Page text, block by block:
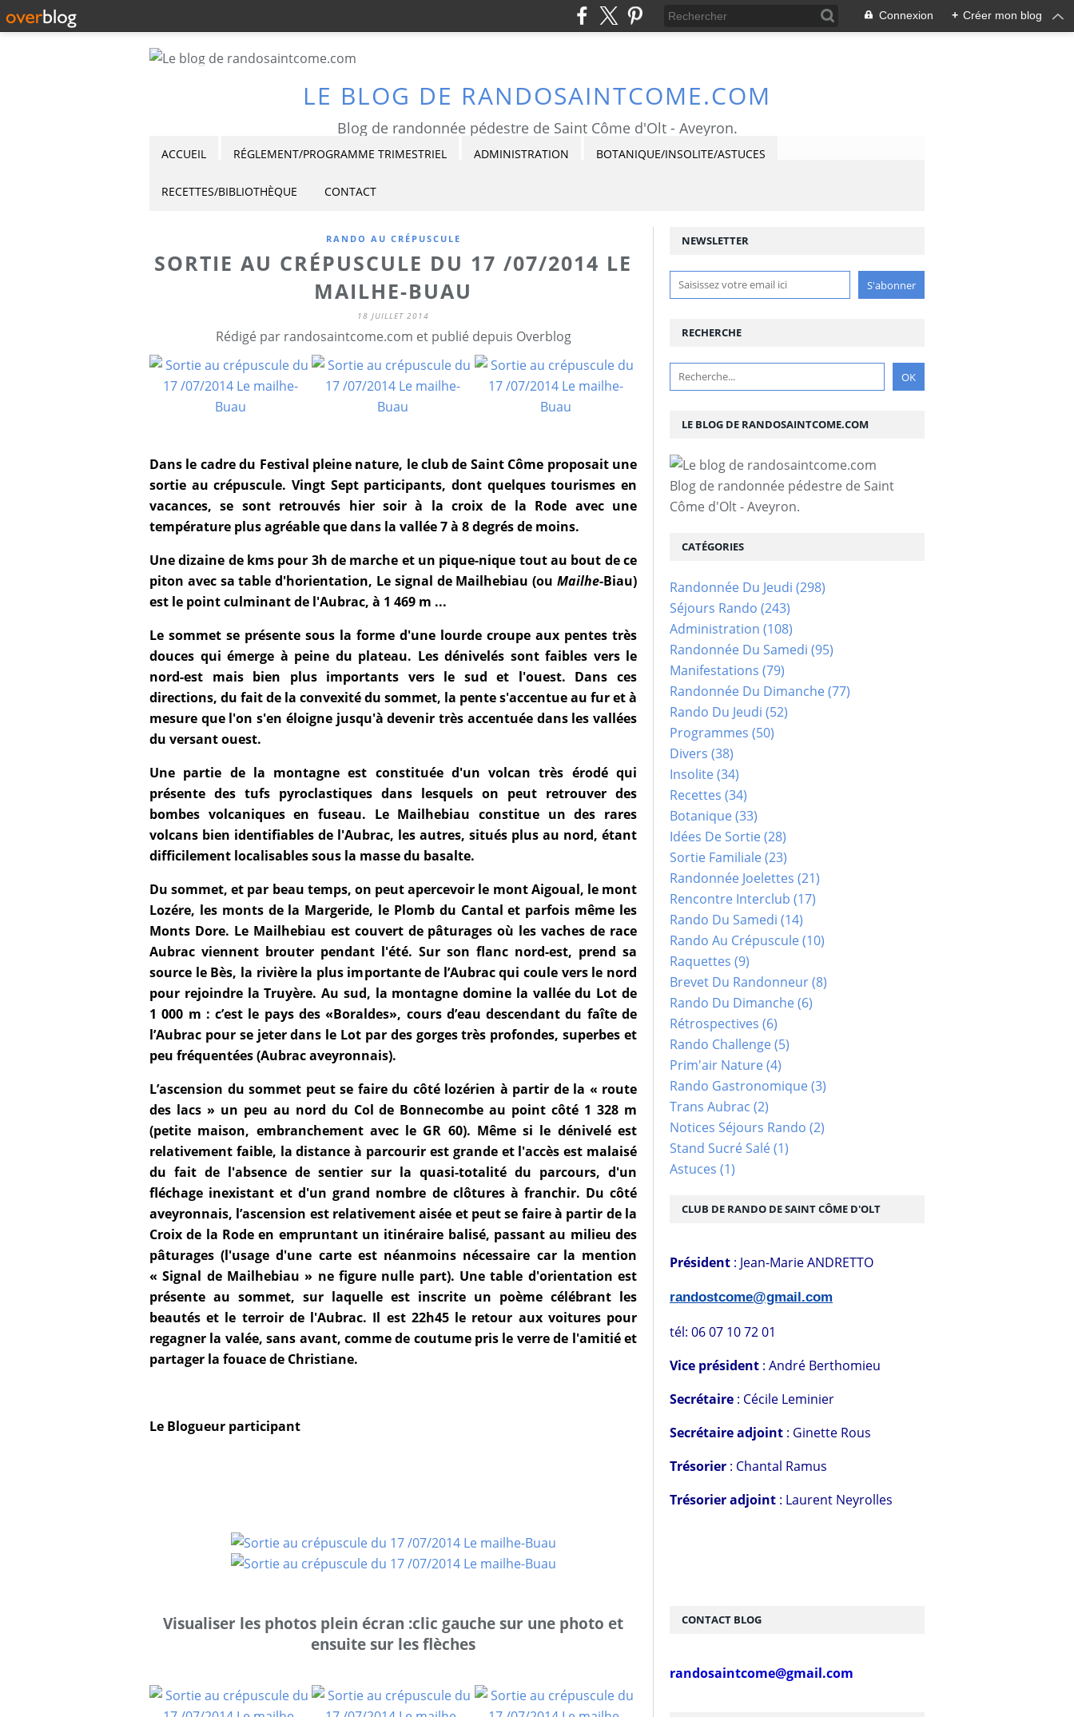
Connexion + Créer mon blog
LE BLOG DE RANDOSAINTCOME.COM
Blog de randonnée pédestre de Saint Côme d'Olt - Aveyron.
ACCUEIL RÉGLEMENT/PROGRAMME TRIMESTRIEL ADMINISTRATION BOTANIQUE/INSOLITE/ASTUCES
RECETTES/BIBLIOTHÈQUE CONTACT
RANDO AU CRÉPUSCULE
SORTIE AU CRÉPUSCULE DU 17 /07/2014 LE
MAILHE-BUAU
18 JUILLET 2014
Rédigé par randosaintcome.com et publié depuis Overblog
Dans le cadre du Festival pleine nature, le club de Saint Côme proposait une
sortie au crépuscule. Vingt Sept participants, dont quelques tourismes en
vacances, se sont retrouvés hier soir à la croix de la Rode avec une
température plus agréable que dans la vallée 7 à 8 degrés de moins.
Une dizaine de kms pour 3h de marche et un pique-nique tout au bout de ce
piton avec sa table d'horientation, Le signal de Mailhebiau (ou Mailhe-Biau)
est le point culminant de l'Aubrac, à 1 469 m ...
Le sommet se présente sous la forme d'une lourde croupe aux pentes très
douces qui émerge à peine du plateau. Les dénivelés sont faibles vers le
nord-est mais bien plus importants vers le sud et l'ouest. Dans ces
directions, du fait de la convexité du sommet, la pente s'accentue au fur et à
mesure que l'on s'en éloigne jusqu'à devenir très accentuée dans les vallées
du versant ouest.
Une partie de la montagne est constituée d'un volcan très érodé qui
présente des tufs pyroclastiques dans lesquels on peut retrouver des
bombes volcaniques en fuseau. Le Mailhebiau constitue un des rares
volcans bien identifiables de l'Aubrac, les autres, situés plus au nord, étant
difficilement localisables sous la masse du basalte.
Du sommet, et par beau temps, on peut apercevoir le mont Aigoual, le mont
Lozére, les monts de la Margeride, le Plomb du Cantal et parfois même les
Monts Dore. Le Mailhebiau est couvert de pâturages où les vaches de race
Aubrac viennent brouter pendant l'été. Sur son flanc nord-est, prend sa
source le Bès, la rivière la plus importante de l’Aubrac qui coule vers le nord
pour rejoindre la Truyère. Au sud, la montagne domine la vallée du Lot de
1 000 m : c’est le pays des «Boraldes», cours d’eau descendant du faîte de
l’Aubrac pour se jeter dans le Lot par des gorges très profondes, superbes et
peu fréquentées (Aubrac aveyronnais).
L’ascension du sommet peut se faire du côté lozérien à partir de la « route
des lacs » un peu au nord du Col de Bonnecombe au point côté 1 328 m
(petite maison, embranchement avec le GR 60). Même si le dénivelé est
relativement faible, la distance à parcourir est grande et l'accès est malaisé
du fait de l'absence de sentier sur la quasi-totalité du parcours, d'un
fléchage inexistant et d'un grand nombre de clôtures à franchir. Du côté
aveyronnais, l’ascension est relativement aisée et peut se faire à partir de la
Croix de la Rode en empruntant un itinéraire balisé, passant au milieu des
pâturages (l'usage d'une carte est néanmoins nécessaire car la mention
« Signal de Mailhebiau » ne figure nulle part). Une table d'orientation est
présente au sommet, sur laquelle est inscrite un poème célébrant les
beautés et le terroir de l'Aubrac. Il est 22h45 le retour aux voitures pour
regagner la valée, sans avant, comme de coutume pris le verre de l'amitié et
partager la fouace de Christiane.
Le Blogueur participant
Visualiser les photos plein écran :clic gauche sur une photo et
ensuite sur les flèches
NEWSLETTER
RECHERCHE
LE BLOG DE RANDOSAINTCOME.COM
Blog de randonnée pédestre de Saint
Côme d'Olt - Aveyron.
CATÉGORIES
Randonnée Du Jeudi (298)
Séjours Rando (243)
Administration (108)
Randonnée Du Samedi (95)
Manifestations (79)
Randonnée Du Dimanche(77)
Rando Du Jeudi (52)
Programmes (50)
Divers (38)
Insolite(34)
Recettes (34)
Botanique(33)
Idées De Sortie(28)
Sortie Familiale(23)
Randonnée Joelettes (21)
Rencontre Interclub (17)
Rando Du Samedi (14)
Rando Au Crépuscule(10)
Raquettes (9)
Brevet Du Randonneur(8)
Rando Du Dimanche(6)
Rétrospectives (6)
Rando Challenge(5)
Prim'air Nature(4)
Rando Gastronomique(3)
Trans Aubrac (2)
Notices Séjours Rando (2)
Stand Sucré Salé(1)
Astuces (1)
CLUB DE RANDO DE SAINT CÔME D'OLT
Président : Jean-Marie ANDRETTO
randostcome@gmail.com
tél: 06 07 10 72 01
Vice président : André Berthomieu
Secrétaire : Cécile Leminier
Secrétaire adjoint : Ginette Rous
Trésorier : Chantal Ramus
Trésorier adjoint : Laurent Neyrolles
CONTACT BLOG
randosaintcome@gmail.com